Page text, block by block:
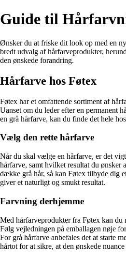
Guide til
Ønsker du at friske dit look op med en
bredt udvalg af hårfarveprodukter,
den ønskede forandring.
Hårfarve hos Føtex
Føtex har et omfattende sortiment af
Uanset om du leder efter en permanent
en grå hårfarve, kan du finde det hele
Vælg den rette hårfarve
Når du skal vælge en hårfarve, er det
hårfarve, samt hvilket resultat du ønsker
dække grå hår, så kan Føtex tilbyde dig
giver et naturligt og smukt resultat.
Farvning derhjemme
Med hårfarveprodukter fra Føtex kan du
Følg vejledningen på emballagen nøje
For grå hårfarve anbefales det at starte
hårtot for at sikre, at den ønskede nuance